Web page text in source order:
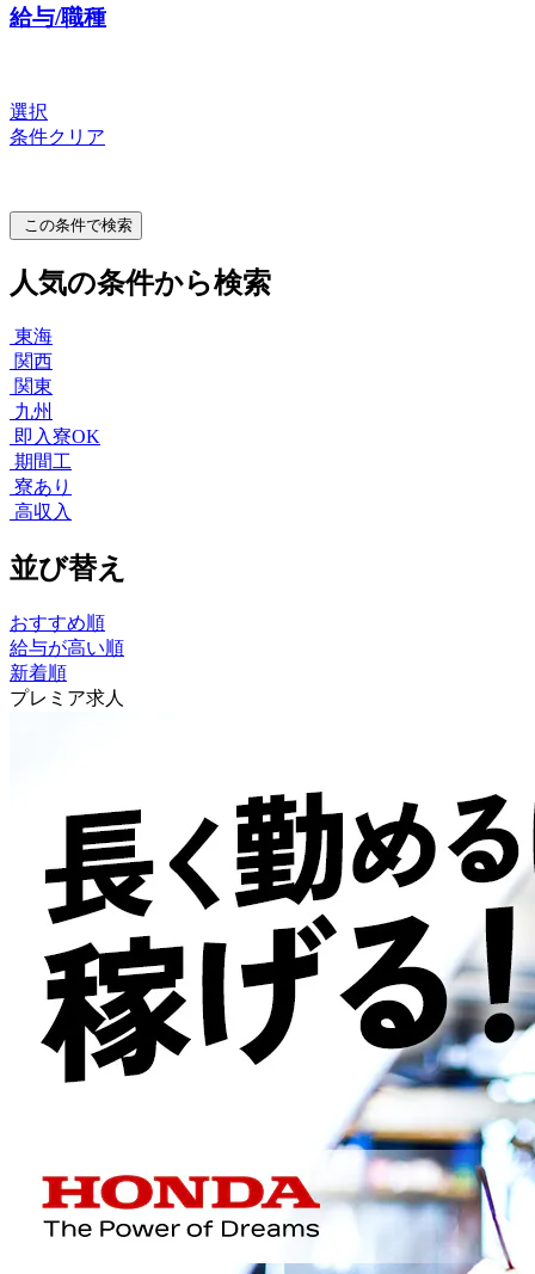
給与/職種
選択
条件クリア
この条件で検索
人気の条件から検索
東海
関西
関東
九州
即入寮OK
期間工
寮あり
高収入
並び替え
おすすめ順
給与が高い順
新着順
プレミア求人